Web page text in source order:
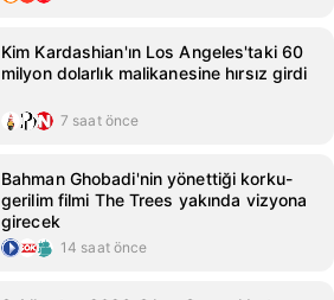
Kim Kardashian'ın Los Angeles'taki 60
milyon dolarlık malikanesine hırsız girdi
7 saat önce
Bahman Ghobadi'nin yönettiği korku-
gerilim filmi The Trees yakında vizyona
girecek
14 saat önce